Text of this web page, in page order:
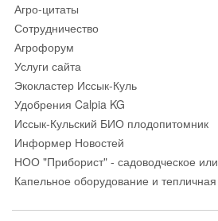
Агро-цитаты
Сотрудничество
Агрофорум
Услуги сайта
Экокластер Иссык-Куль
Удобрения Calpia KG
Иссык-Кульский БИО плодопитомник
Информер Новостей
НОО "Приборист" - садоводческое
Капельное оборудование и